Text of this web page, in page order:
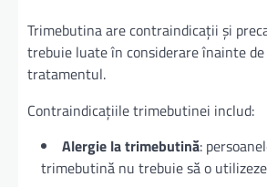
Trimebutina are contraindicații și
trebuie luate în considerare înainte de
tratamentul.
Contraindicațiile trimebutinei includ:
Alergie la trimebutină:
trimebutină nu trebuie să o